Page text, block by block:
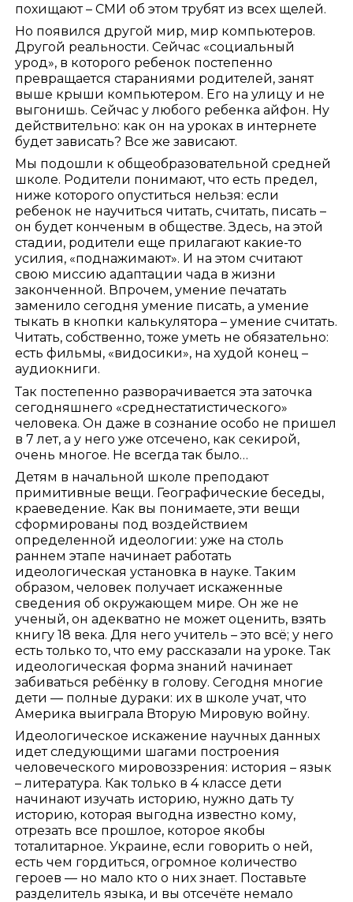
похищают – СМИ об этом трубят из всех щелей.
Но появился другой мир, мир компьютеров.
Другой реальности. Сейчас «социальный
урод», в которого ребенок постепенно
превращается стараниями родителей, занят
выше крыши компьютером. Его на улицу и не
выгонишь. Сейчас у любого ребенка айфон. Ну
действительно: как он на уроках в интернете
будет зависать? Все же зависают.
Мы подошли к общеобразовательной средней
школе. Родители понимают, что есть предел,
ниже которого опуститься нельзя: если
ребенок не научиться читать, считать, писать –
он будет конченым в обществе. Здесь, на этой
стадии, родители еще прилагают какие-то
усилия, «поднажимают». И на этом считают
свою миссию адаптации чада в жизни
законченной. Впрочем, умение печатать
заменило сегодня умение писать, а умение
тыкать в кнопки калькулятора – умение считать.
Читать, собственно, тоже уметь не обязательно:
есть фильмы, «видосики», на худой конец –
аудиокниги.
Так постепенно разворачивается эта заточка
сегодняшнего «среднестатистического»
человека. Он даже в сознание особо не пришел
в 7 лет, а у него уже отсечено, как секирой,
очень многое. Не всегда так было…
Детям в начальной школе преподают
примитивные вещи. Географические беседы,
краеведение. Как вы понимаете, эти вещи
сформированы под воздействием
определенной идеологии: уже на столь
раннем этапе начинает работать
идеологическая установка в науке. Таким
образом, человек получает искаженные
сведения об окружающем мире. Он же не
ученый, он адекватно не может оценить, взять
книгу 18 века. Для него учитель – это всё; у него
есть только то, что ему рассказали на уроке. Так
идеологическая форма знаний начинает
забиваться ребёнку в голову. Сегодня многие
дети — полные дураки: их в школе учат, что
Америка выиграла Вторую Мировую войну.
Идеологическое искажение научных данных
идет следующими шагами построения
человеческого мировоззрения: история – язык
– литература. Как только в 4 классе дети
начинают изучать историю, нужно дать ту
историю, которая выгодна известно кому,
отрезать все прошлое, которое якобы
тоталитарное. Украине, если говорить о ней,
есть чем гордиться, огромное количество
героев — но мало кто о них знает. Поставьте
разделитель языка, и вы отсечёте немало